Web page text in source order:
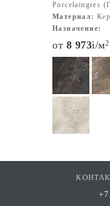
форматов. Размерная
компактные образцы
форматы до 120 ×
различных сфер
до масштабных
В ассортименте
оттенков: от
антрацитовых,
выразительным
создать
Porcelaingres
Материал:
Назначение:
от 8 973i/м2